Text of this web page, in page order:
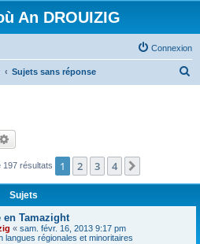
An DROUIZIG
Connexion
Sujets sans réponse
c
197 résultats 1 2 3 4
Sujets
Tamazight
« sam. févr. 16, 2013 9:17 pm
langues régionales et minoritaires